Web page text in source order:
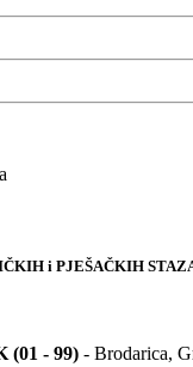
i PJEŠAČKIH
(01 - 99) - Brodarica,